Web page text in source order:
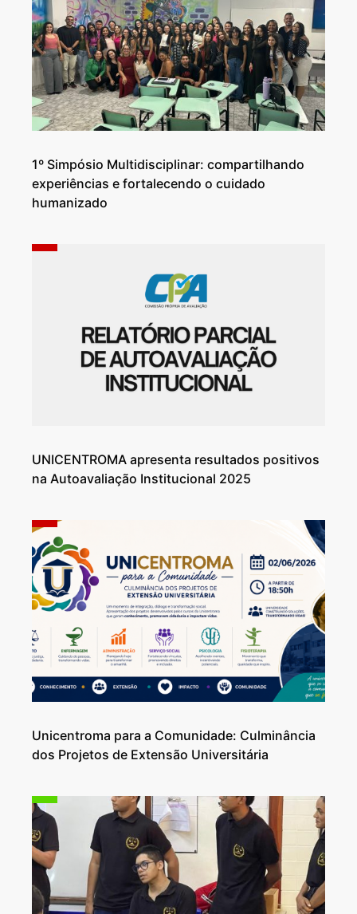
1º Simpósio Multidisciplinar: compartilhando
experiências e fortalecendo o cuidado
humanizado
UNICENTROMA apresenta resultados positivos
na Autoavaliação Institucional 2025
Unicentroma para a Comunidade: Culminância
dos Projetos de Extensão Universitária